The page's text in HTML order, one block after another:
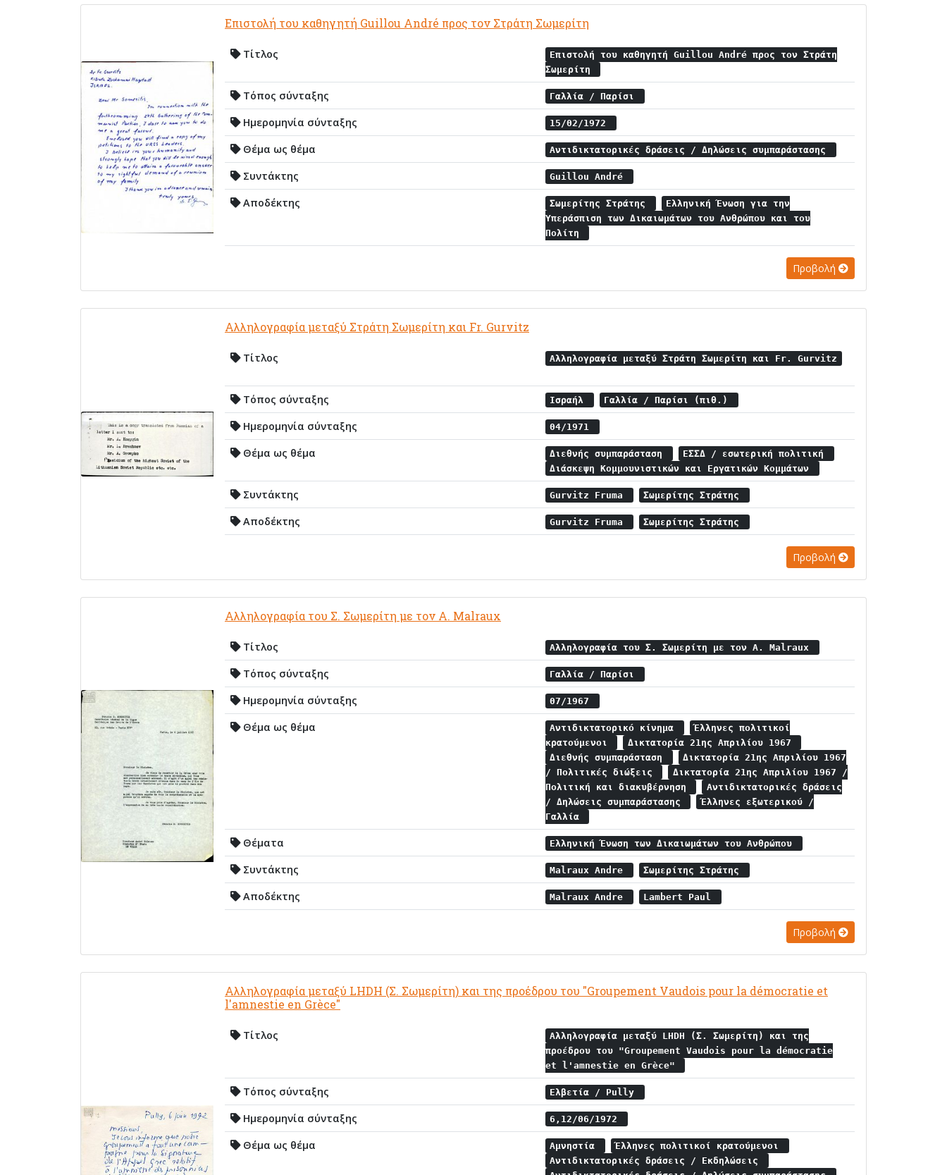
Επιστολή του καθηγητή Guillou André προς τον Στράτη Σωμερίτη
Τίτλος
Επιστολή του καθηγητή Guillou André προς τον Στράτη
Σωμερίτη
Τόπος σύνταξης Γαλλία / Παρίσι
Ημερομηνία σύνταξης 15/02/1972
Θέμα ως θέμα Αντιδικτατορικές δράσεις / Δηλώσεις συμπαράστασης
Συντάκτης Guillou André
Αποδέκτης Σωμερίτης Στράτης
Ελληνική Ένωση για την
Υπεράσπιση των Δικαιωμάτων του Ανθρώπου και του
Πολίτη
Προβολή
Αλληλογραφία μεταξύ Στράτη Σωμερίτη και Fr. Gurvitz
Τίτλος Αλληλογραφία μεταξύ Στράτη Σωμερίτη και Fr. Gurvitz
Τόπος σύνταξης Ισραήλ Γαλλία / Παρίσι (πιθ.)
Ημερομηνία σύνταξης 04/1971
Θέμα ως θέμα Διεθνής συμπαράσταση
ΕΣΣΔ / εσωτερική πολιτική
Διάσκεψη Κομμουνιστικών και Εργατικών Κομμάτων
Συντάκτης Gurvitz Fruma Σωμερίτης Στράτης
Αποδέκτης Gurvitz Fruma Σωμερίτης Στράτης
Προβολή
Αλληλογραφία του Σ. Σωμερίτη με τον A. Malraux
Τίτλος Αλληλογραφία του Σ. Σωμερίτη με τον A. Malraux
Τόπος σύνταξης Γαλλία / Παρίσι
Ημερομηνία σύνταξης 07/1967
Θέμα ως θέμα Αντιδικτατορικό κίνημα
Έλληνες πολιτικοί
κρατούμενοι
Δικτατορία 21ης Απριλίου 1967
Διεθνής συμπαράσταση
Δικτατορία 21ης Απριλίου 1967
/ Πολιτικές διώξεις
Δικτατορία 21ης Απριλίου 1967 /
Πολιτική και διακυβέρνηση
Αντιδικτατορικές δράσεις
/ Δηλώσεις συμπαράστασης
Έλληνες εξωτερικού /
Γαλλία
Θέματα Ελληνική Ένωση των Δικαιωμάτων του Ανθρώπου
Συντάκτης Malraux Andre Σωμερίτης Στράτης
Αποδέκτης Malraux Andre Lambert Paul
Προβολή
Αλληλογραφία μεταξύ LHDH (Σ. Σωμερίτη) και της προέδρου του "Groupement Vaudois pour la démocratie et
l'amnestie en Grèce"
Τίτλος
Αλληλογραφία μεταξύ LHDH (Σ. Σωμερίτη) και της
προέδρου του "Groupement Vaudois pour la démocratie
et l'amnestie en Grèce"
Τόπος σύνταξης Ελβετία / Pully
Ημερομηνία σύνταξης 6,12/06/1972
Θέμα ως θέμα Αμνηστία
Έλληνες πολιτικοί κρατούμενοι
Αντιδικτατορικές δράσεις / Εκδηλώσεις